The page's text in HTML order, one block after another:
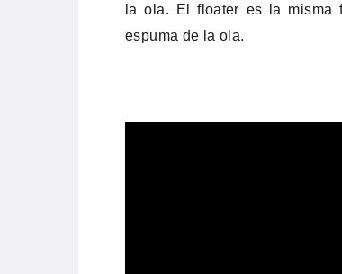
la ola. El floater es la misma
espuma de la ola.